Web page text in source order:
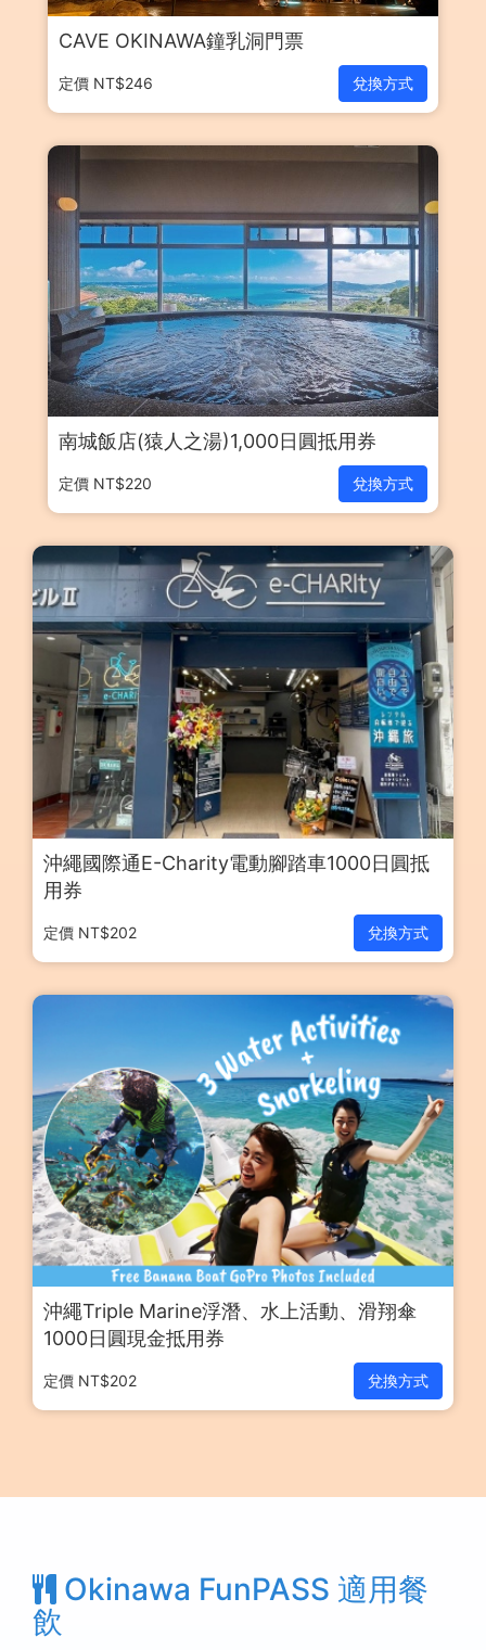
CAVE OKINAWA鐘乳洞門票
定價 NT$246 兌換方式
南城飯店(猿人之湯)1,000日圓抵用券
定價 NT$220 兌換方式
沖繩國際通E-Charity電動腳踏車1000日圓抵
用券
定價 NT$202 兌換方式
沖繩Triple Marine浮潛、水上活動、滑翔傘
1000日圓現金抵用券
定價 NT$202 兌換方式
Okinawa FunPASS 適用餐
飲